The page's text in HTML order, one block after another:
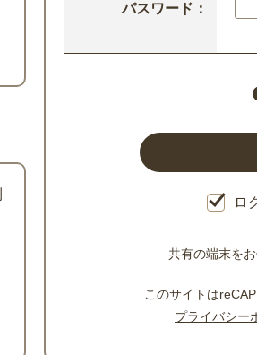
パスワード：
ロ
共有の端末を
このサイトは
プライバシー